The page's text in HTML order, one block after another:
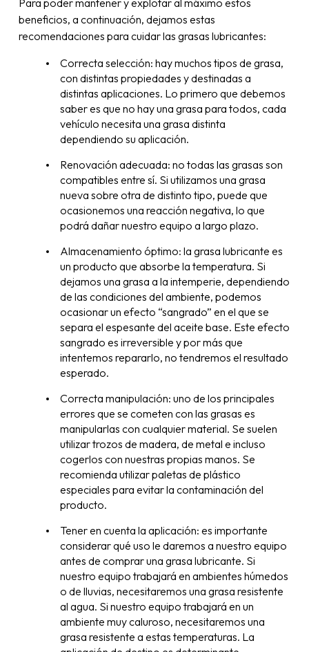
Para poder mantener y explotar al máximo estos
beneficios, a continuación, dejamos estas
recomendaciones para cuidar las grasas lubricantes:
Correcta selección: hay muchos tipos de grasa,
con distintas propiedades y destinadas a
distintas aplicaciones. Lo primero que debemos
saber es que no hay una grasa para todos, cada
vehículo necesita una grasa distinta
dependiendo su aplicación.
Renovación adecuada: no todas las grasas son
compatibles entre sí. Si utilizamos una grasa
nueva sobre otra de distinto tipo, puede que
ocasionemos una reacción negativa, lo que
podrá dañar nuestro equipo a largo plazo.
Almacenamiento óptimo: la grasa lubricante es
un producto que absorbe la temperatura. Si
dejamos una grasa a la intemperie, dependiendo
de las condiciones del ambiente, podemos
ocasionar un efecto “sangrado” en el que se
separa el espesante del aceite base. Este efecto
sangrado es irreversible y por más que
intentemos repararlo, no tendremos el resultado
esperado.
Correcta manipulación: uno de los principales
errores que se cometen con las grasas es
manipularlas con cualquier material. Se suelen
utilizar trozos de madera, de metal e incluso
cogerlos con nuestras propias manos. Se
recomienda utilizar paletas de plástico
especiales para evitar la contaminación del
producto.
Tener en cuenta la aplicación: es importante
considerar qué uso le daremos a nuestro equipo
antes de comprar una grasa lubricante. Si
nuestro equipo trabajará en ambientes húmedos
o de lluvias, necesitaremos una grasa resistente
al agua. Si nuestro equipo trabajará en un
ambiente muy caluroso, necesitaremos una
grasa resistente a estas temperaturas. La